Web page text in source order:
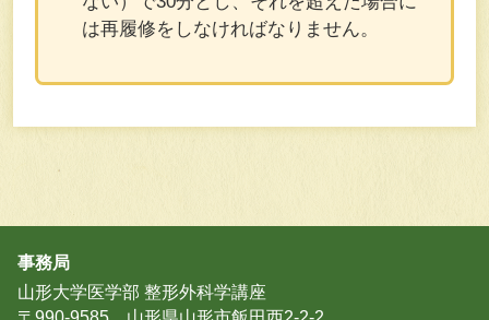
は再履修をしなければなりません。
事務局
山形大学医学部 整形外科学講座